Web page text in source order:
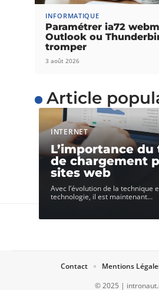
INFORMATIQUE
Paramétrer ia72
Outlook ou
tromper
3 août 2026
Article
INTERNET
L’importance du
de chargement
sites web
Avec l’évolution de la technique
technologie, il est maintenant…
© 2025 |
Contact Mentions